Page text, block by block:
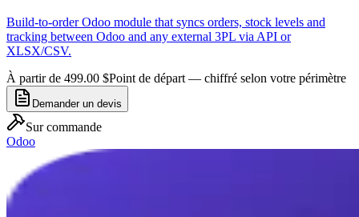
Build-to-order Odoo module that syncs orders, stock levels and
tracking between Odoo and any external 3PL via API or
XLSX/CSV.
À partir de 499.00 $Point de départ — chiffré selon votre périmètre
Demander un devis
Sur commande
Odoo